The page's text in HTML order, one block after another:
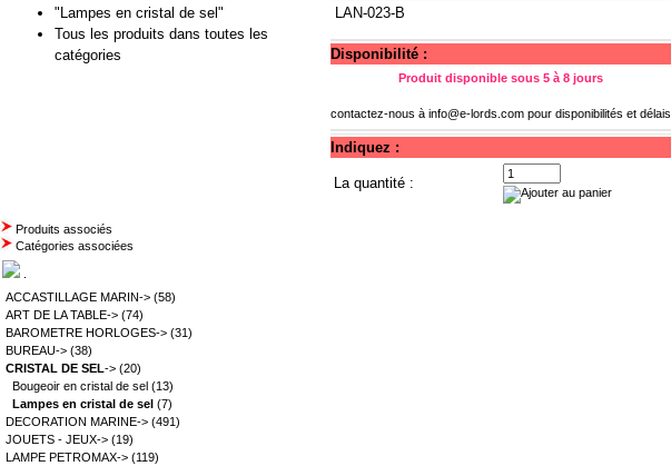
"Lampes en cristal de sel"
Tous les produits dans toutes les
catégories
LAN-023-B
Disponibilité :
Produit disponible sous 5 à 8 jours
contactez-nous à info@e-lords.com pour disponibilités et délais
Indiquez :
La quantité :
Produits associés
Catégories associées
ACCASTILLAGE MARIN-> (58)
ART DE LA TABLE-> (74)
BAROMETRE HORLOGES-> (31)
BUREAU-> (38)
CRISTAL DE SEL-> (20)
Bougeoir en cristal de sel (13)
Lampes en cristal de sel (7)
DECORATION MARINE-> (491)
JOUETS - JEUX-> (19)
LAMPE PETROMAX-> (119)